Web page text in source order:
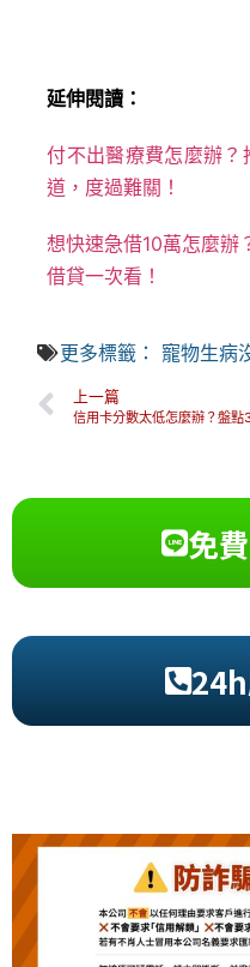
延伸閱讀：
付不出醫療費怎麼辦
道，度過難關！
想快速急借10萬怎麼辦
借貸一次看！
更多標籤： 寵物生病
上一篇
免